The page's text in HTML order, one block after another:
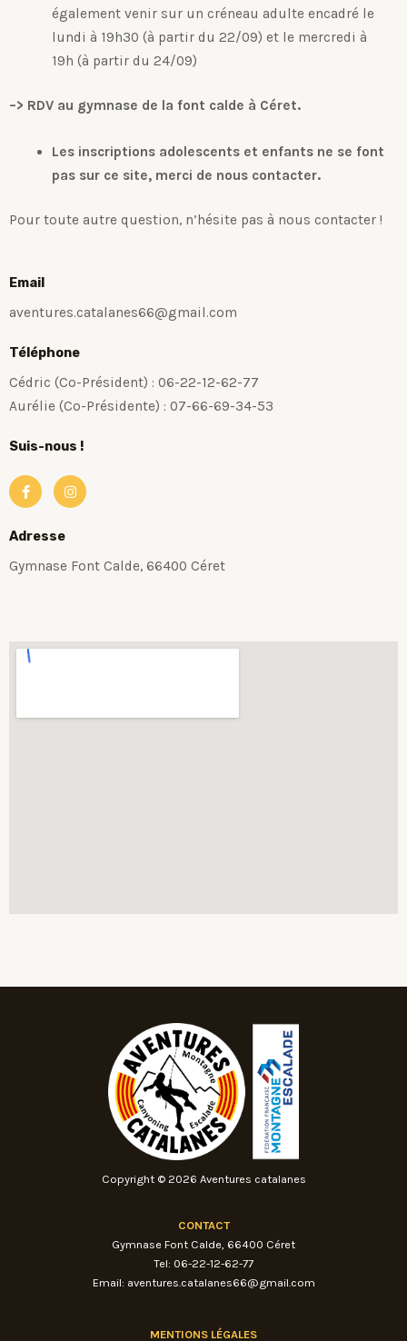
également venir sur un créneau adulte encadré le
lundi à 19h30 (à partir du 22/09) et le mercredi à
19h (à partir du 24/09)
–> RDV au gymnase de la font calde à Céret.
Les inscriptions adolescents et enfants ne se font
pas sur ce site, merci de nous contacter.
Pour toute autre question, n’hésite pas à nous contacter !
Email
aventures.catalanes66@gmail.com
Téléphone
Cédric (Co-Président) : 06-22-12-62-77
Aurélie (Co-Présidente) : 07-66-69-34-53
Suis-nous !
Adresse
Gymnase Font Calde, 66400 Céret
Copyright © 2026 Aventures catalanes
CONTACT
Gymnase Font Calde, 66400 Céret
Tel: 06-22-12-62-77
Email: aventures.catalanes66@gmail.com
MENTIONS LÉGALES